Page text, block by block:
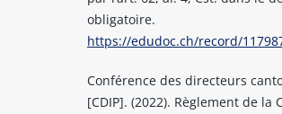
obligatoire.
https://edudoc.ch/record/
Conférence des directeurs
[CDIP]. (2022). Règlement de